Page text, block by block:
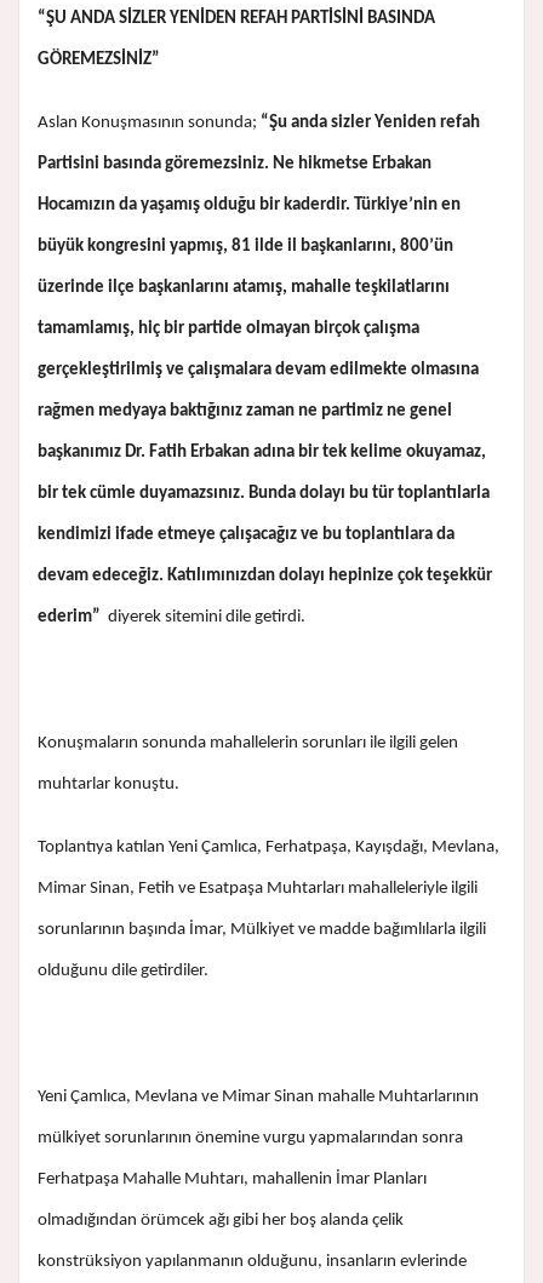
“ŞU ANDA SİZLER YENİDEN REFAH PARTİSİNİ BASINDA
GÖREMEZSİNİZ”
Aslan Konuşmasının sonunda; “Şu anda sizler Yeniden refah
Partisini basında göremezsiniz. Ne hikmetse Erbakan
Hocamızın da yaşamış olduğu bir kaderdir. Türkiye’nin en
büyük kongresini yapmış, 81 ilde il başkanlarını, 800’ün
üzerinde ilçe başkanlarını atamış, mahalle teşkilatlarını
tamamlamış, hiç bir partide olmayan birçok çalışma
gerçekleştirilmiş ve çalışmalara devam edilmekte olmasına
rağmen medyaya baktığınız zaman ne partimiz ne genel
başkanımız Dr. Fatih Erbakan adına bir tek kelime okuyamaz,
bir tek cümle duyamazsınız. Bunda dolayı bu tür toplantılarla
kendimizi ifade etmeye çalışacağız ve bu toplantılara da
devam edeceğiz. Katılımınızdan dolayı hepinize çok teşekkür
ederim” diyerek sitemini dile getirdi.
Konuşmaların sonunda mahallelerin sorunları ile ilgili gelen
muhtarlar konuştu.
Toplantıya katılan Yeni Çamlıca, Ferhatpaşa, Kayışdağı, Mevlana,
Mimar Sinan, Fetih ve Esatpaşa Muhtarları mahalleleriyle ilgili
sorunlarının başında İmar, Mülkiyet ve madde bağımlılarla ilgili
olduğunu dile getirdiler.
Yeni Çamlıca, Mevlana ve Mimar Sinan mahalle Muhtarlarının
mülkiyet sorunlarının önemine vurgu yapmalarından sonra
Ferhatpaşa Mahalle Muhtarı, mahallenin İmar Planları
olmadığından örümcek ağı gibi her boş alanda çelik
konstrüksiyon yapılanmanın olduğunu, insanların evlerinde